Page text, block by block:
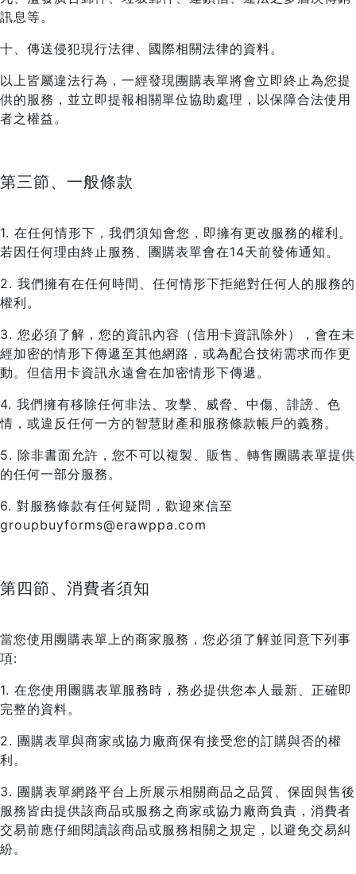
訊息等。
十、傳送侵犯現行法律、國際相關法律的資料。
以上皆屬違法行為，一經發現團購表單將會立即終止為您提
供的服務，並立即提報相關單位協助處理，以保障合法使用
者之權益。
第三節、一般條款
1. 在任何情形下，我們須知會您，即擁有更改服務的權利。
若因任何理由終止服務、團購表單會在14天前發佈通知。
2. 我們擁有在任何時間、任何情形下拒絕對任何人的服務的
權利。
3. 您必須了解，您的資訊內容（信用卡資訊除外），會在未
經加密的情形下傳遞至其他網路，或為配合技術需求而作更
動。但信用卡資訊永遠會在加密情形下傳遞。
4. 我們擁有移除任何非法、攻擊、威脅、中傷、誹謗、色
情，或違反任何一方的智慧財產和服務條款帳戶的義務。
5. 除非書面允許，您不可以複製、販售、轉售團購表單提供
的任何一部分服務。
6. 對服務條款有任何疑問，歡迎來信至
groupbuyforms@erawppa.com
第四節、消費者須知
當您使用團購表單上的商家服務，您必須了解並同意下列事
項:
1. 在您使用團購表單服務時，務必提供您本人最新、正確即
完整的資料。
2. 團購表單與商家或協力廠商保有接受您的訂購與否的權
利。
3. 團購表單網路平台上所展示相關商品之品質、保固與售後
服務皆由提供該商品或服務之商家或協力廠商負責，消費者
交易前應仔細閱讀該商品或服務相關之規定，以避免交易糾
紛。